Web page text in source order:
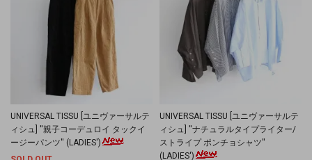
UNIVERSAL TISSU [ユニヴァーサルテ
ィシュ] ''親子コーデュロイ タックイ
ージーパンツ'' (LADIES')
UNIVERSAL TISSU [ユニヴァーサルテ
ィシュ] ''ナチュラルタイプライター/
ストライプ ポンチョシャツ''
(LADIES')